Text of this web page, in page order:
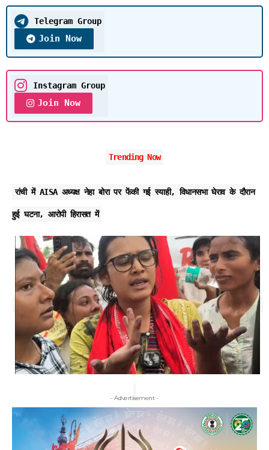
Telegram Group
Join Now
Instagram Group
Join Now
Trending Now
रांची में AISA अध्यक्ष नेहा बोरा पर फेंकी गई स्याही, विधानसभा घेराव के दौरान
हुई घटना, आरोपी हिरासत में
- Advertisement -